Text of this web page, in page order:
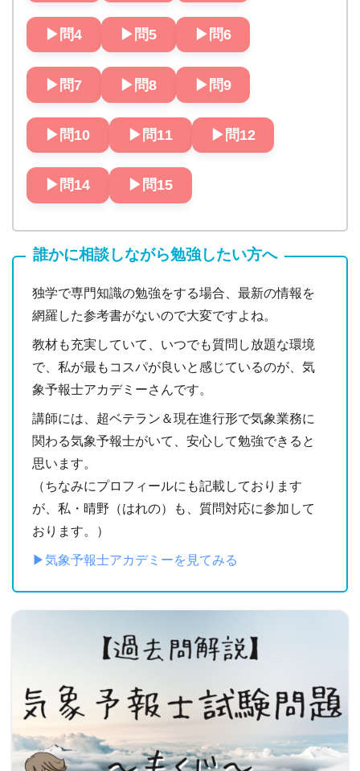
▶︎問4 ▶︎問5 ▶︎問6
▶︎問7 ▶︎問8 ▶︎問9
▶︎問10 ▶︎問11 ▶︎問12
▶︎問14 ▶︎問15
誰かに相談しながら勉強したい方へ
独学で専門知識の勉強をする場合、最新の情報を
網羅した参考書がないので大変ですよね。
教材も充実していて、いつでも質問し放題な環境
で、私が最もコスパが良いと感じているのが、気
象予報士アカデミーさんです。
講師には、超ベテラン＆現在進行形で気象業務に
関わる気象予報士がいて、安心して勉強できると
思います。
（ちなみにプロフィールにも記載しております
が、私・晴野（はれの）も、質問対応に参加して
おります。）
▶︎気象予報士アカデミーを見てみる